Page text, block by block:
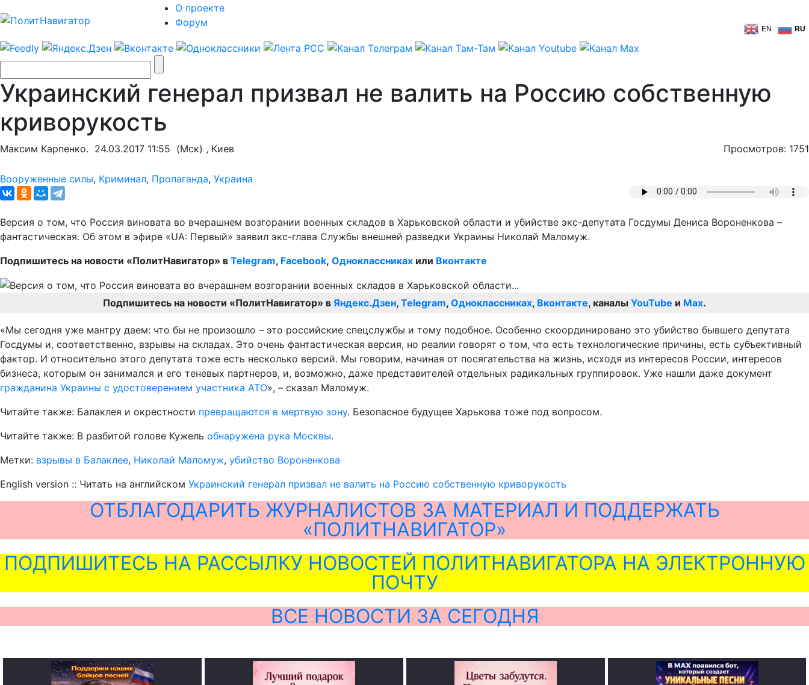
О проекте
Форум
EN RU
Украинский генерал призвал не валить на Россию собственную
криворукость
Максим Карпенко. 24.03.2017 11:55 (Мск) , Киев Просмотров: 1751
Вооруженные силы, Криминал, Пропаганда, Украина
Версия о том, что Россия виновата во вчерашнем возгорании военных складов в Харьковской области и убийстве экс-депутата Госдумы Дениса Вороненкова –
фантастическая. Об этом в эфире «UA: Первый» заявил экс-глава Службы внешней разведки Украины Николай Маломуж.
Подпишитесь на новости «ПолитНавигатор» в Telegram, Facebook, Одноклассниках или Вконтакте
Подпишитесь на новости «ПолитНавигатор» в Яндекс.Дзен, Telegram, Одноклассниках, Вконтакте, каналы YouTube и Max.
«Мы сегодня уже мантру даем: что бы не произошло – это российские спецслужбы и тому подобное. Особенно скоординировано это убийство бывшего депутата
Госдумы и, соответственно, взрывы на складах. Это очень фантастическая версия, но реалии говорят о том, что есть технологические причины, есть субъективный
фактор. И относительно этого депутата тоже есть несколько версий. Мы говорим, начиная от посягательства на жизнь, исходя из интересов России, интересов
бизнеса, которым он занимался и его теневых партнеров, и, возможно, даже представителей отдельных радикальных группировок. Уже нашли даже документ
гражданина Украины с удостоверением участника АТО», – сказал Маломуж.
Читайте также: Балаклея и окрестности превращаются в мертвую зону. Безопасное будущее Харькова тоже под вопросом.
Читайте также: В разбитой голове Кужель обнаружена рука Москвы.
Метки: взрывы в Балаклее, Николай Маломуж, убийство Вороненкова
English version :: Читать на английском Украинский генерал призвал не валить на Россию собственную криворукость
ОТБЛАГОДАРИТЬ ЖУРНАЛИСТОВ ЗА МАТЕРИАЛ И ПОДДЕРЖАТЬ
«ПОЛИТНАВИГАТОР»
ПОДПИШИТЕСЬ НА РАССЫЛКУ НОВОСТЕЙ ПОЛИТНАВИГАТОРА НА ЭЛЕКТРОННУЮ
ПОЧТУ
ВСЕ НОВОСТИ ЗА СЕГОДНЯ